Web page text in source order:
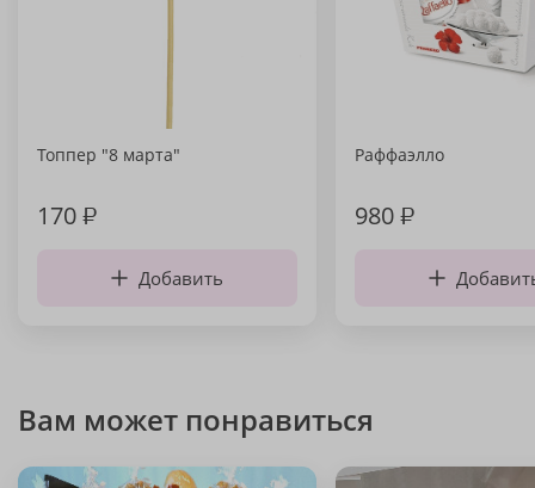
Топпер "8 марта"
170₽
Добавить
Раффаэлло
980₽
Вам может понравиться